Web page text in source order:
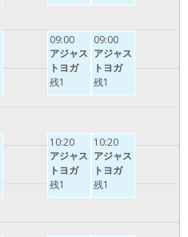
09:00
アジャス
トヨガ
残1
10:20
アジャス
トヨガ
残1
09:00
アジャス
トヨガ
残1
10:20
アジャス
トヨガ
残1